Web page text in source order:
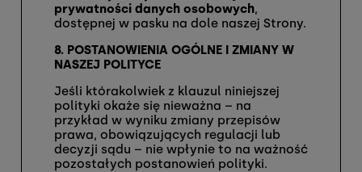
prywatności danych osobowych,
dostępnej w pasku na dole naszej Strony.
8. POSTANOWIENIA OGÓLNE I ZMIANY W
NASZEJ POLITYCE
Jeśli którakolwiek z klauzul niniejszej
polityki okaże się nieważna – na
przykład w wyniku zmiany przepisów
prawa, obowiązujących regulacji lub
decyzji sądu – nie wpłynie to na ważność
pozostałych postanowień polityki.